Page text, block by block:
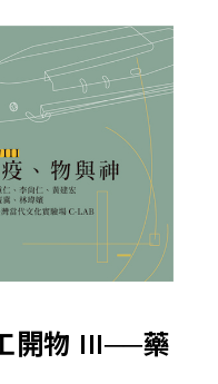
開物 III──藥